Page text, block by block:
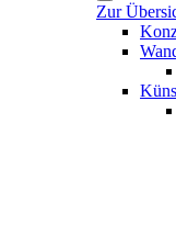
Zur